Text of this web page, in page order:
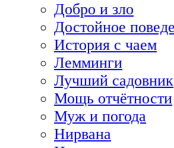
Добро и зло
Достойное
История с чаем
Лемминги
Лучший садовник
Мощь отчётности
Муж и погода
Нирвана